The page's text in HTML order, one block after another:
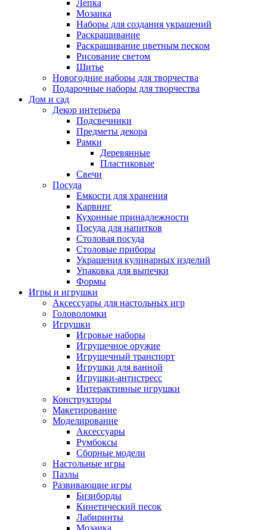
Лепка
Мозаика
Наборы для создания украшений
Раскрашивание
Раскрашивание цветным песком
Рисование светом
Шитье
Новогодние наборы для творчества
Подарочные наборы для творчества
Дом и сад
Декор интерьера
Подсвечники
Предметы декора
Рамки
Деревянные
Пластиковые
Свечи
Посуда
Емкости для хранения
Карвинг
Кухонные принадлежности
Посуда для напитков
Столовая посуда
Столовые приборы
Украшения кулинарных изделий
Упаковка для выпечки
Формы
Игры и игрушки
Аксессуары для настольных игр
Головоломки
Игрушки
Игровые наборы
Игрушечное оружие
Игрушечный транспорт
Игрушки для ванной
Игрушки-антистресс
Интерактивные игрушки
Конструкторы
Макетирование
Моделирование
Аксессуары
Румбоксы
Сборные модели
Настольные игры
Пазлы
Развивающие игры
Бизиборды
Кинетический песок
Лабиринты
Мозаика